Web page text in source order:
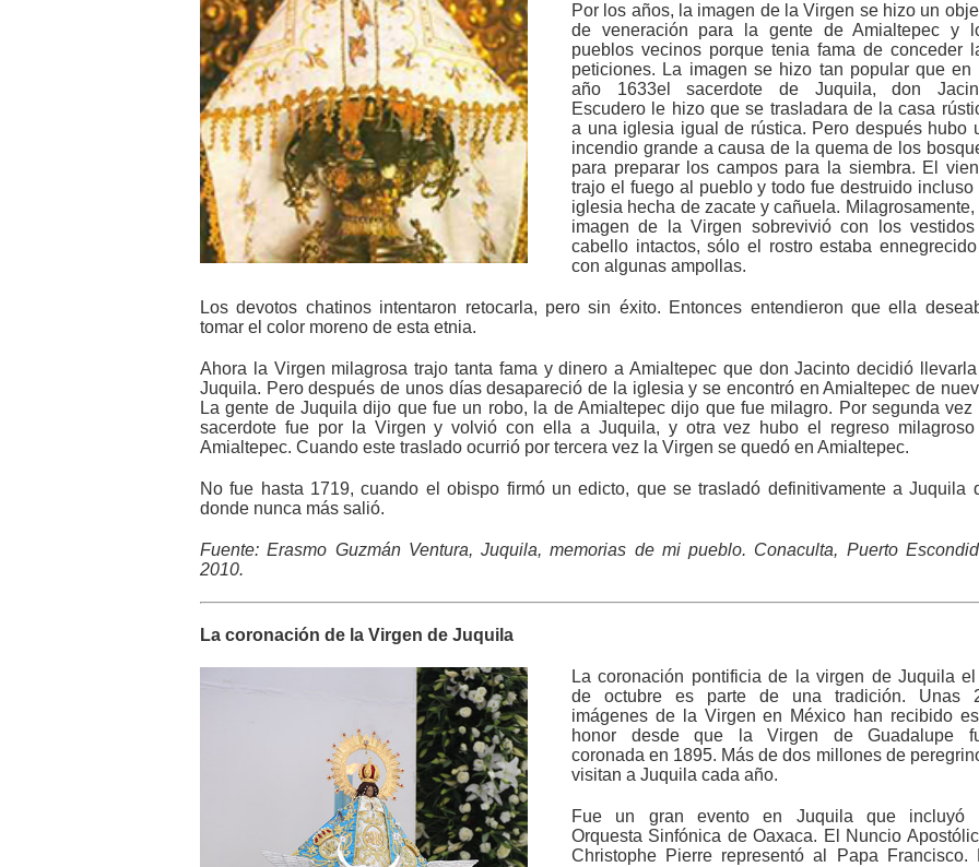
Por los años, la imagen de la Virgen se hizo un
de veneración para la gente de Amialtepec y
pueblos vecinos porque tenia fama de conceder
peticiones. La imagen se hizo tan popular que en
año 1633el sacerdote de Juquila, don
Escudero le hizo que se trasladara de la casa
a una iglesia igual de rústica. Pero después hubo
incendio grande a causa de la quema de los
para preparar los campos para la siembra. El
trajo el fuego al pueblo y todo fue destruido incluso
iglesia hecha de zacate y cañuela. Milagrosamente,
imagen de la Virgen sobrevivió con los
cabello intactos, sólo el rostro estaba
con algunas ampollas.
Los devotos chatinos intentaron retocarla, pero sin éxito. Entonces entendieron que ella
tomar el color moreno de esta etnia.
Ahora la Virgen milagrosa trajo tanta fama y dinero a Amialtepec que don Jacinto decidió
Juquila. Pero después de unos días desapareció de la iglesia y se encontró en Amialtepec de
La gente de Juquila dijo que fue un robo, la de Amialtepec dijo que fue milagro. Por segunda vez
sacerdote fue por la Virgen y volvió con ella a Juquila, y otra vez hubo el regreso
Amialtepec. Cuando este traslado ocurrió por tercera vez la Virgen se quedó en Amialtepec.
No fue hasta 1719, cuando el obispo firmó un edicto, que se trasladó definitivamente a Juquila
donde nunca más salió.
Fuente: Erasmo Guzmán Ventura, Juquila, memorias de mi pueblo. Conaculta, Puerto
2010.
La coronación de la Virgen de Juquila
La coronación pontificia de la virgen de Juquila
de octubre es parte de una tradición. Unas
imágenes de la Virgen en México han recibido
honor desde que la Virgen de Guadalupe
coronada en 1895. Más de dos millones de
visitan a Juquila cada año.
Fue un gran evento en Juquila que incluyó
Orquesta Sinfónica de Oaxaca. El Nuncio
Christophe Pierre representó al Papa Francisco.